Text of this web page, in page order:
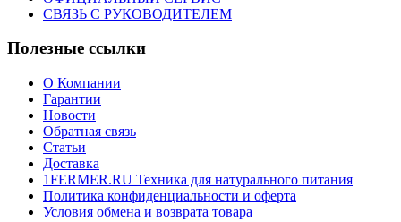
СВЯЗЬ С РУКОВОДИТЕЛЕМ
Полезные ссылки
О Компании
Гарантии
Новости
Обратная связь
Статьи
Доставка
1FERMER.RU Техника для натурального питания
Политика конфиденциальности и оферта
Условия обмена и возврата товара